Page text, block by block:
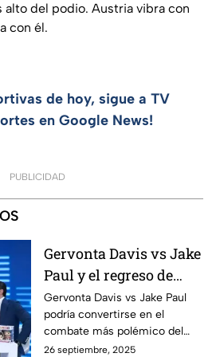
alto del podio. Austria vibra con
con él.
de hoy, sigue a TV
en Google News!
PUBLICIDAD
Gervonta Davis vs Jake
Paul y el regreso de
Ryan García | A Raspar
La Lona
Gervonta Davis vs Jake Paul
podría convertirse en el
combate más polémico del
año, mientras Ryan García
26 septiembre, 2025